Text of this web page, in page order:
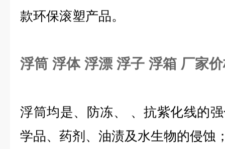
款环保滚塑产品。
浮筒 浮体 浮漂 浮子 浮箱 厂家
浮筒均是、防冻、 、抗紫化线的
学品、药剂、油渍及水生物的侵蚀